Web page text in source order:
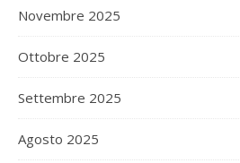
Novembre 2025
Ottobre 2025
Settembre 2025
Agosto 2025